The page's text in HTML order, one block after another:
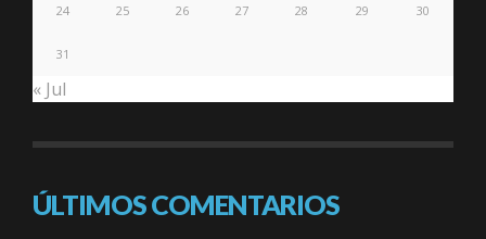
24 25 26 27 28 29 30
31
« Jul
ÚLTIMOS COMENTARIOS